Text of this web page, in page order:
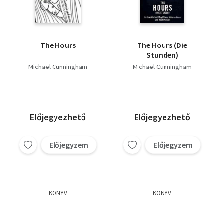
The Hours
Michael Cunningham
Előjegyezhető
Előjegyzem
The Hours (Die
Stunden)
Michael Cunningham
Előjegyezhető
Előjegyzem
KÖNYV KÖNYV